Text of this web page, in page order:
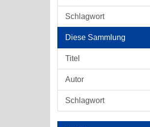
Schlagwort
Diese Sammlung
Titel
Autor
Schlagwort